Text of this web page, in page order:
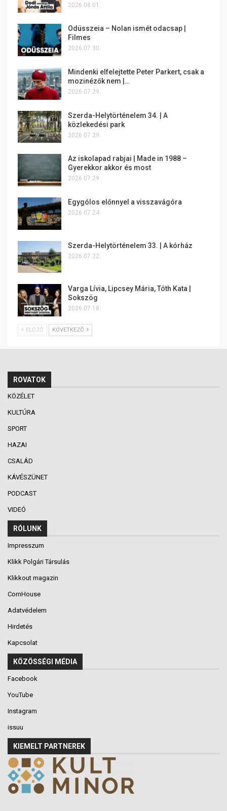
2026.08.01.
Odüsszeia – Nolan ismét odacsap |
Filmes
2026.07.30.
Mindenki elfelejtette Peter Parkert, csak a
mozinézők nem |…
2026.07.29.
Szerda-Helytörténelem 34. | A
közlekedési park
2026.07.29.
Az iskolapad rabjai | Made in 1988 –
Gyerekkor akkor és most
2026.07.29.
Egygólos előnnyel a visszavágóra
2026.07.24.
Szerda-Helytörténelem 33. | A kórház
2026.07.22.
Varga Lívia, Lipcsey Mária, Tóth Kata |
Sokszög
2026.07.18.
ELŐZŐ KÖVETKEZŐ
ROVATOK
KÖZÉLET
KULTÚRA
SPORT
HAZAI
CSALÁD
KÁVÉSZÜNET
PODCAST
VIDEÓ
RÓLUNK
Impresszum
Klikk Polgári Társulás
Klikkout magazin
CornHouse
Adatvédelem
Hirdetés
Kapcsolat
KÖZÖSSÉGI MÉDIA
Facebook
YouTube
Instagram
issuu
KIEMELT PARTNEREK